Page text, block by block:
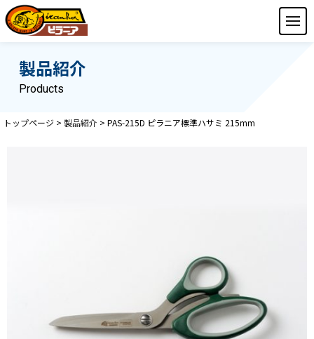
製品紹介
Products
トップページ > 製品紹介 > PAS-215D ピラニア標準ハサミ 215mm